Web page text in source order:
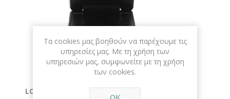
LOGITECH HD WEBCAM C270
Τα cookies μας βοηθούν να παρέχουμε τις
υπηρεσίες μας. Με τη χρήση των
υπηρεσιών μας, συμφωνείτε με τη χρήση
των cookies.
ΟΚ